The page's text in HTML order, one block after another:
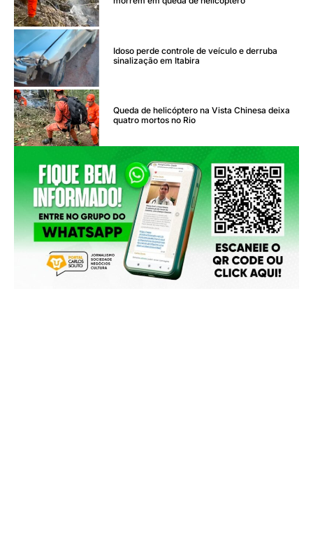
Idoso perde controle de veículo e derruba
sinalização em Itabira
Queda de helicóptero na Vista Chinesa deixa
quatro mortos no Rio